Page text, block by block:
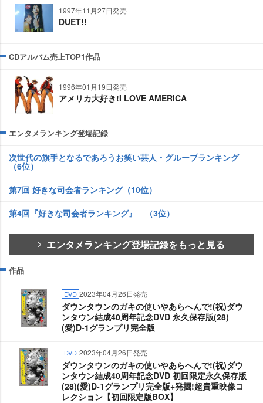
1997年11月27日発売
DUET!!
CDアルバム売上TOP1作品
1996年01月19日発売
アメリカ大好き!I LOVE AMERICA
エンタメランキング登場記録
次世代の旗手となるであろうお笑い芸人・グループランキング
（6位）
第7回 好きな司会者ランキング（10位）
第4回『好きな司会者ランキング』 （3位）
エンタメランキング登場記録をもっと見る
作品
DVD 2023年04月26日発売
ダウンタウンのガキの使いやあらへんで!(祝)ダウ
ンタウン結成40周年記念DVD 永久保存版(28)
(愛)D-1グランプリ完全版
DVD 2023年04月26日発売
ダウンタウンのガキの使いやあらへんで!(祝)ダウ
ンタウン結成40周年記念DVD 初回限定永久保存版
(28)(愛)D-1グランプリ完全版+発掘!超貴重映像コ
レクション【初回限定版BOX】